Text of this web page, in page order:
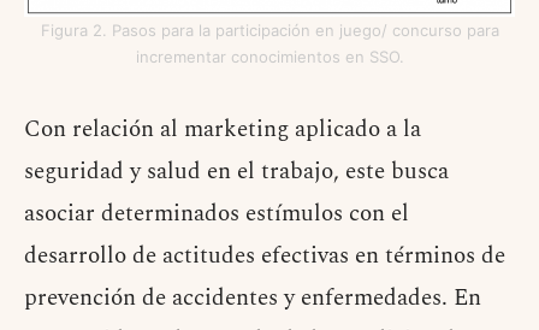
Figura 2. Pasos para la participación en juego/ concurso para
incrementar conocimientos en SSO.
Con relación al marketing aplicado a la
seguridad y salud en el trabajo, este busca
asociar determinados estímulos con el
desarrollo de actitudes efectivas en términos de
prevención de accidentes y enfermedades. En